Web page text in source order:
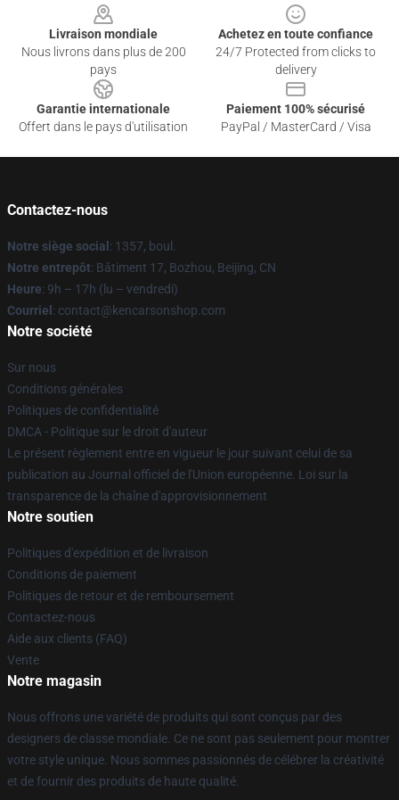
Livraison mondiale
Nous livrons dans plus de 200
pays
Achetez en toute confiance
24/7 Protected from clicks to
delivery
Garantie internationale
Offert dans le pays d'utilisation
Paiement 100% sécurisé
PayPal / MasterCard / Visa
Contactez-nous
Notre siège social : 1357, boul.
Notre entrepôt: Bâtiment 17, Bozhou, Beijing, CN
Heure: 9h – 17h (lu – vendredi)
Courriel : contact@kencarsonshop.com
Notre société
Sur nous
Conditions générales
Politiques de confidentialité
DMCA - Politique sur le droit d'auteur
Le présent règlement entre en vigueur le jour suivant celui de sa
publication au Journal officiel de l'Union européenne. Loi sur la
transparence de la chaîne d'approvisionnement
Notre soutien
Politiques d'expédition et de livraison
Conditions de paiement
Politiques de retour et de remboursement
Contactez-nous
Aide aux clients (FAQ)
Vente
Notre magasin
Nous offrons une variété de produits qui sont conçus par des
designers de classe mondiale. Ce ne sont pas seulement pour montrer
votre style unique. Nous sommes passionnés de célébrer la créativité
et de fournir des produits de haute qualité.